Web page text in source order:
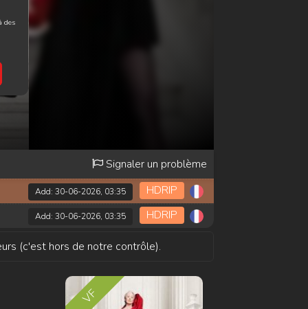
des
Signaler un problème
Add: 30-06-2026, 03:35
HDRIP
Add: 30-06-2026, 03:35 HDRIP
(c'est hors de notre contrôle).
VF